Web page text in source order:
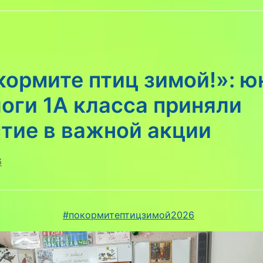
птиц зимой!»:
1А класса приняли
в важной акции
#покормитептицзимой2026